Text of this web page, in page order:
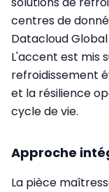
centres de
Datacloud
L'accent est mis
refroidissement
et la résilience
cycle de vie.
Approche
La pièce